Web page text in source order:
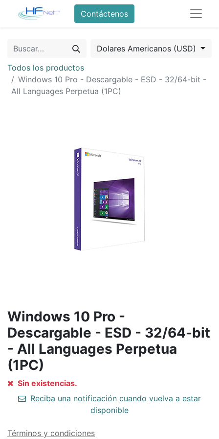
Contáctenos
Dolares Americanos (USD)
Todos los productos
Windows 10 Pro - Descargable - ESD - 32/64-bit -
All Languages Perpetua (1PC)
Windows 10 Pro -
Descargable - ESD - 32/64-bit
- All Languages Perpetua
(1PC)
Sin existencias.
Reciba una notificación cuando vuelva a estar
disponible
Términos y condiciones